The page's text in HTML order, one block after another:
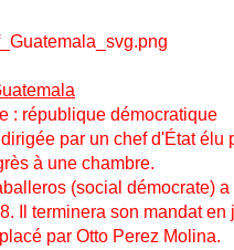
: république démocratique
par un chef d'État élu
à une chambre.
(social démocrate) a
Il terminera son mandat en
par Otto Perez Molina.